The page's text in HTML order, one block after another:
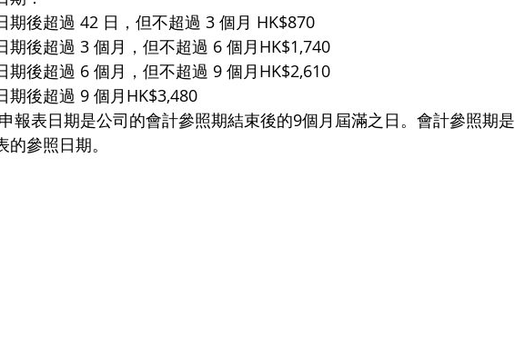
期後超過 42 日，但不超過 3 個月 HK$870
期後超過 3 個月，但不超過 6 個月HK$1,740
期後超過 6 個月，但不超過 9 個月HK$2,610
期後超過 9 個月HK$3,480
報表日期是公司的會計參照期結束後的9個月屆滿之日。會計參照期是
參照日期。